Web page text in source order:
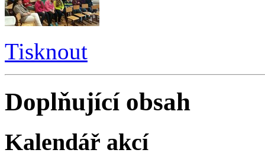
Tisknout
Doplňující obsah
Kalendář akcí